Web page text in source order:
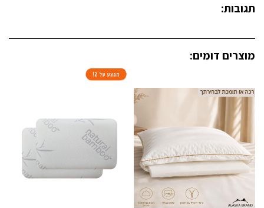
תגובות:
מוצרים דומים: